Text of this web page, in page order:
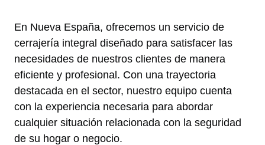
En Nueva España, ofrecemos un servicio de
cerrajería integral diseñado para satisfacer las
necesidades de nuestros clientes de manera
eficiente y profesional. Con una trayectoria
destacada en el sector, nuestro equipo cuenta
con la experiencia necesaria para abordar
cualquier situación relacionada con la seguridad
de su hogar o negocio.